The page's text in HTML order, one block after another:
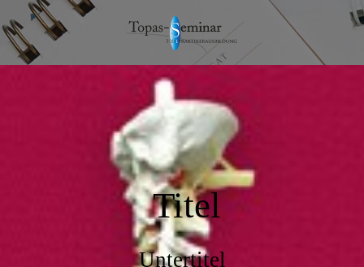
Titel
Untertitel